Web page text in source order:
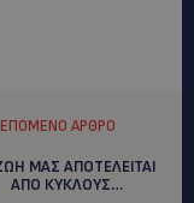
ΕΠΌΜΕΝΟ ΆΡΘΡΟ